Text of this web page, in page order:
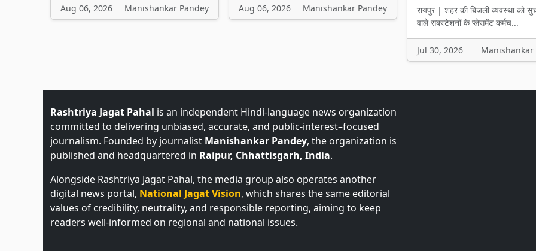
Aug 06, 2026 Manishankar Pandey Aug 06, 2026 Manishankar Pandey
रायपुर | शहर की बिजली व्यवस्था को
वाले सबस्टेशनों के प्लेसमेंट कर्मच...
Jul 30, 2026 Manishankar
Rashtriya Jagat Pahal is an independent Hindi-language news organization
committed to delivering unbiased, accurate, and public-interest–focused
journalism. Founded by journalist Manishankar Pandey, the organization is
published and headquartered in Raipur, Chhattisgarh, India.
Alongside Rashtriya Jagat Pahal, the media group also operates another
digital news portal, National Jagat Vision, which shares the same editorial
values of credibility, neutrality, and responsible reporting, aiming to keep
readers well-informed on regional and national issues.